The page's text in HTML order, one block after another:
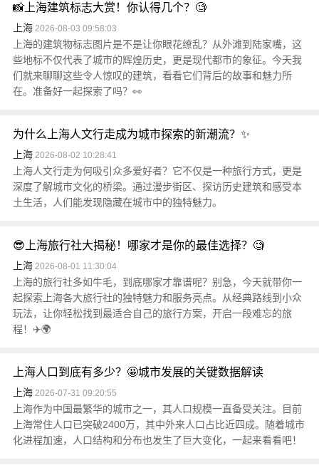
📸上海建筑标志大赏！你认得几个？🧐
上海2026-08-03 09:58:03
上海的建筑物标志图片是不是让你眼花缭乱？从外滩到陆家嘴，这
些地标不仅代表了城市的辉煌历史，更是现代都市的象征。今天我
们就来聊聊这些令人惊叹的建筑，看看它们背后的故事和魅力所
在。准备好一起探索了吗？👀
为什么上海人文行走成为城市探索的新潮流？✨
上海2026-08-02 10:28:41
上海人文行走为何吸引众多爱好者？它不仅是一种旅行方式，更是
深度了解城市文化的桥梁。通过漫步街区、探访历史建筑和感受本
土生活，人们能发现隐藏在城市中的独特魅力。
😎上海旅行社大揭秘！哪家才是你的最佳选择？🧐
上海2026-08-01 11:30:04
上海的旅行社多如牛毛，到底哪家才靠谱呢？别急，今天就带你一
起探索上海各大旅行社的独特魅力和服务亮点。从经典路线到小众
玩法，让你轻松找到最适合自己的旅行方案，开启一段难忘的旅
程！✈️🌍
上海人口到底有多少？🤩城市发展的关键数据解读
上海2026-07-31 09:20:55
上海作为中国最繁华的城市之一，其人口规模一直备受关注。目前
上海常住人口已突破2400万，其中外来人口占比近四成。随着城市
化进程加速，人口结构和分布也发生了巨大变化，一起来看看吧！